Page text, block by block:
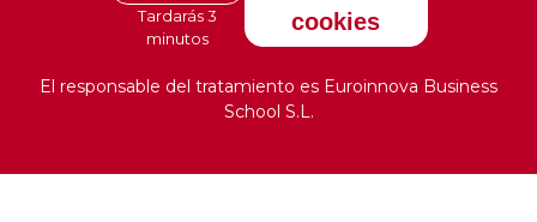
Tardarás 3
minutos
cookies
El responsable del tratamiento es Euroinnova Business
School S.L.